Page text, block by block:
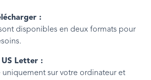
:
disponibles en deux formats pour
Letter :
uniquement sur votre ordinateur et